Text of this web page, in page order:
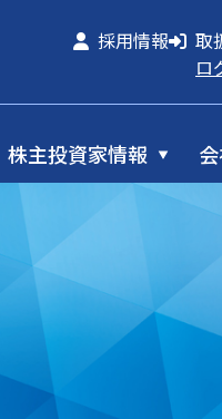
採用情報
取
ロ
株主投資家情報